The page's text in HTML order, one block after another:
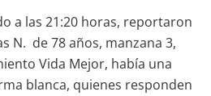
a las 21:20 horas, reportaron
N. de 78 años, manzana 3,
Vida Mejor, había una
blanca, quienes responden